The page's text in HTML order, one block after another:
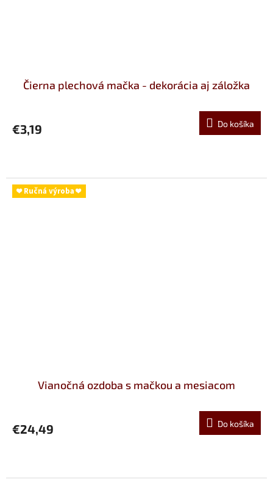
Čierna plechová mačka - dekorácia aj záložka
€3,19 Do košíka
❤ Ručná výroba ❤
Vianočná ozdoba s mačkou a mesiacom
€24,49 Do košíka